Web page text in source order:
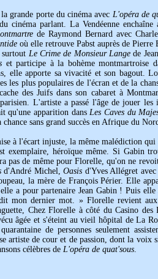
grande porte du cinéma avec L'opéra de
cinéma parlant. La Vendéenne enchaîne
de Raymond Bernard avec
où elle retrouve Pabst auprès de Pierre
Le Crime de Monsieur Lange de
et participe à la bohème montmartroise
elle apporte sa vivacité et son bagout.
les plus populaires de l'écran et de la
des Juifs dans son cabaret à
L'artiste a passé l'âge de jouer les
qu'une apparition dansLes Caves du
sans grand succès en Afrique du
à l'écart injuste, la même malédiction qui
exemplaire, héroïque même. Si Gabin
pas de même pour Florelle, qu'on ne
d'André Michel,Oasis d'Yves Allégret
la mère de François Périer. Elle
a pour partenaire Jean Gabin ! Puis elle
mon dernier mot. » Florelle revient aux
Chez Florelle à côté du Casino des
âgée et s'éteint au vieil hôpital de La
de personnes seulement
artiste de cour et de passion, dont la voix
célèbres de L'opéra de quat'sous.